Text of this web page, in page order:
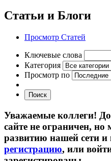
Статьи и Блоги
Просмотр Статей
Ключевые слова
Категория
Просмотр по
Поиск
Уважаемые коллеги!
сайте не ограничен,
развитию нашей сети и
регистрацию, или